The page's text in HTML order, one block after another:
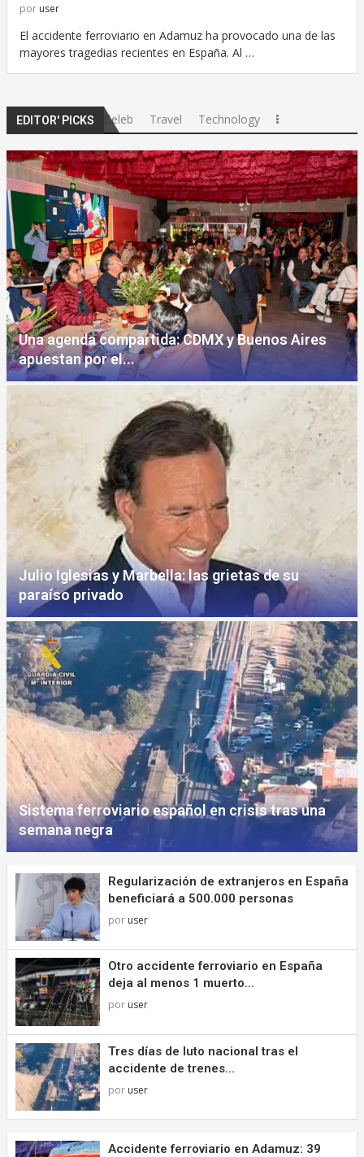
por user
El accidente ferroviario en Adamuz ha provocado una de las
mayores tragedias recientes en España. Al …
EDITOR' PICKS Celeb Travel Technology
Una agenda compartida: CDMX y Buenos Aires
apuestan por el...
Julio Iglesias y Marbella: las grietas de su
paraíso privado
Sistema ferroviario español en crisis tras una
semana negra
Regularización de extranjeros en España
beneficiará a 500.000 personas
por user
Otro accidente ferroviario en España
deja al menos 1 muerto...
por user
Tres días de luto nacional tras el
accidente de trenes...
por user
Accidente ferroviario en Adamuz: 39